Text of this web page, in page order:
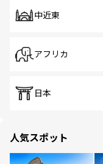
中近東
アフリカ
日本
人気スポット